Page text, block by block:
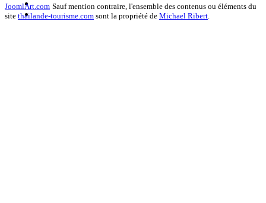
JoomlArt.com Sauf mention contraire, l'ensemble des contenus ou éléments du
site thailande-tourisme.com sont la propriété de Michael Ribert.